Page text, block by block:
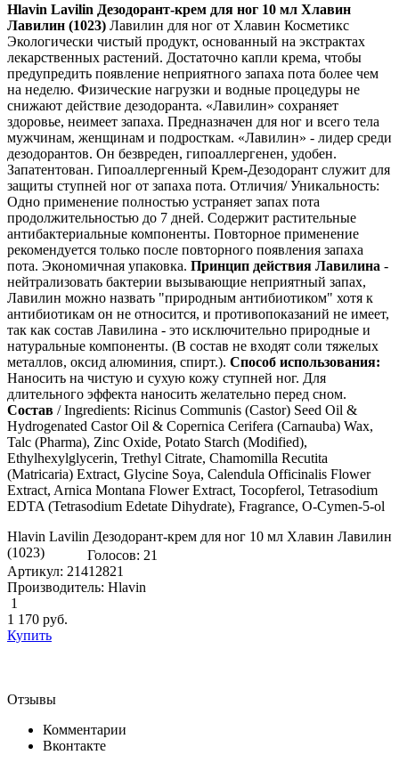
Hlavin Lavilin Дезодорант-крем для ног 10 мл Хлавин
Лавилин (1023) Лавилин для ног от Хлавин Косметикс
Экологически чистый продукт, основанный на экстрактах
лекарственных растений. Достаточно капли крема, чтобы
предупредить появление неприятного запаха пота более чем
на неделю. Физические нагрузки и водные процедуры не
снижают действие дезодоранта. «Лавилин» сохраняет
здоровье, неимеет запаха. Предназначен для ног и всего тела
мужчинам, женщинам и подросткам. «Лавилин» - лидер среди
дезодорантов. Он безвреден, гипоаллергенен, удобен.
Запатентован. Гипоаллергенный Крем-Дезодорант служит для
защиты ступней ног от запаха пота. Отличия/ Уникальность:
Одно применение полностью устраняет запах пота
продолжительностью до 7 дней. Содержит растительные
антибактериальные компоненты. Повторное применение
рекомендуется только после повторного появления запаха
пота. Экономичная упаковка. Принцип действия Лавилина -
нейтрализовать бактерии вызывающие неприятный запах,
Лавилин можно назвать "природным антибиотиком" хотя к
антибиотикам он не относится, и противопоказаний не имеет,
так как состав Лавилина - это исключительно природные и
натуральные компоненты. (В состав не входят соли тяжелых
металлов, оксид алюминия, спирт.). Способ использования:
Наносить на чистую и сухую кожу ступней ног. Для
длительного эффекта наносить желательно перед сном.
Состав / Ingredients: Ricinus Communis (Castor) Seed Oil &
Hydrogenated Castor Oil & Copernica Cerifera (Carnauba) Wax,
Talc (Pharma), Zinc Oxide, Potato Starch (Modified),
Ethylhexylglycerin, Trethyl Citrate, Chamomilla Recutita
(Matricaria) Extract, Glycine Soya, Calendula Officinalis Flower
Extract, Arnica Montana Flower Extract, Tocopferol, Tetrasodium
EDTA (Tetrasodium Edetate Dihydrate), Fragrance, O-Cymen-5-ol
Hlavin Lavilin Дезодорант-крем для ног 10 мл Хлавин Лавилин
(1023)
Голосов: 21
Артикул: 21412821
Производитель: Hlavin
1
1 170 руб.
Купить
Отзывы
Комментарии
Вконтакте